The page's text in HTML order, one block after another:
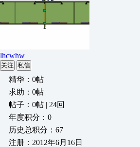
lhcwhw
关注 私信
精华：0帖
求助：0帖
帖子：0帖 | 24回
年度积分：0
历史总积分：67
注册：2012年6月16日